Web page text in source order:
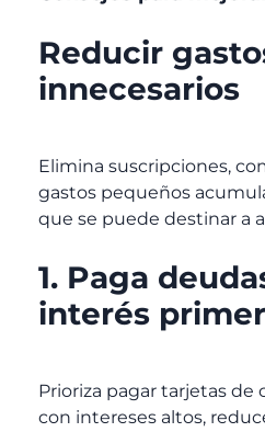
Reducir
innecesarios
Elimina suscripciones,
gastos pequeños
que se puede destinar a
1. Paga
interés
Prioriza pagar tarjetas
con intereses altos,